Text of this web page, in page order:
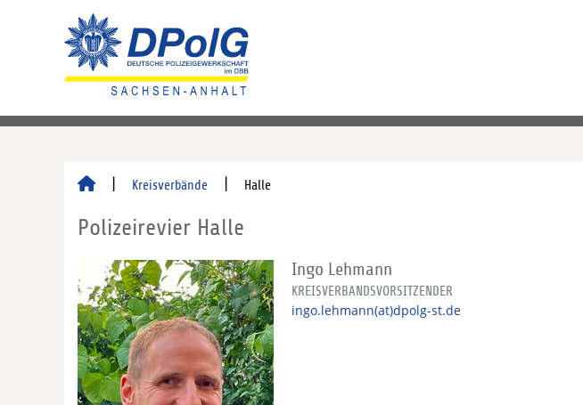
Kreisverbände Halle
Polizeirevier Halle
Ingo Lehmann
KREISVERBANDSVORSITZENDER
ingo.lehmann(at)dpolg-st.de